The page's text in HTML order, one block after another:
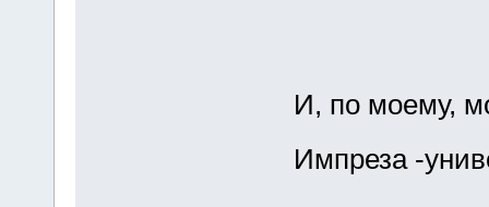
И, по моему,
Импреза -